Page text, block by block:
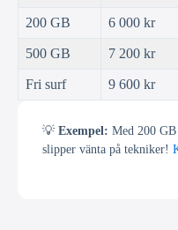
200 GB 6 000 kr
500 GB 7 200 kr
Fri surf 9 600 kr
💡Exempel: Med 200
slipper vänta på tekniker!